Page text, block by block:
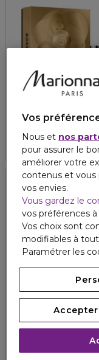
HUGO BOSS
Coffret eau de
95,00 €
Top ventes
RABANNE
Coffret eau de
Vos
Nous et nos
pour assurer le
améliorer votre
contenus et vous
vos envies.
Vous gardez le
vos préférences
Vos choix sont
modifiables à
Paramétrer les